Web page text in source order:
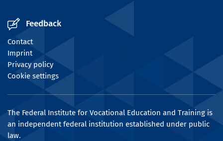
Feedback
Contact
Imprint
Privacy policy
Cookie settings
The Federal Institute for Vocational Education and Training is
an independent federal institution established under public
law.